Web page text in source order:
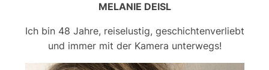
MELANIE DEISL
Ich bin 48 Jahre, reiselustig, geschichtenverliebt
und immer mit der Kamera unterwegs!